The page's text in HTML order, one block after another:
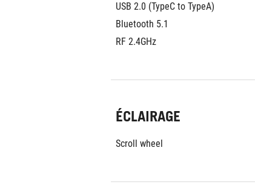
USB 2.0 (TypeC to TypeA)
Bluetooth 5.1
RF 2.4GHz
ÉCLAIRAGE
Scroll wheel